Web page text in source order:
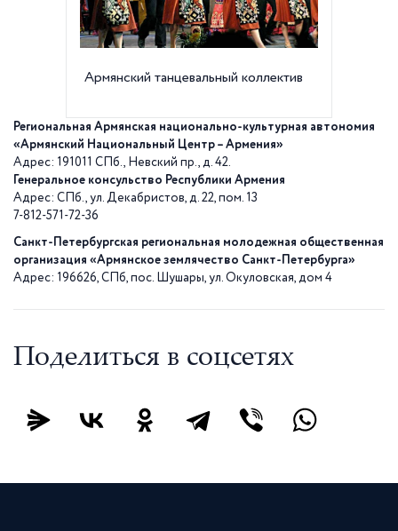
Армянский танцевальный коллектив
Региональная Армянская национально-культурная автономия
«Армянский Национальный Центр – Армения»
Адрес: 191011 СПб., Невский пр., д. 42.
Генеральное консульство Республики Армения
Адрес: СПб., ул. Декабристов, д. 22, пом. 13
7-812-571-72-36
Санкт-Петербургская региональная молодежная общественная
организация «Армянское землячество Санкт-Петербурга»
Адрес: 196626, СПб, пос. Шушары, ул. Окуловская, дом 4
Поделиться в соцсетях